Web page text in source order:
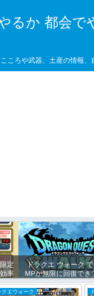
るか 都会で
ころや武器、土産の情報
定
率
！
ドラクエ ウォーク
MPが無限に回復でき
うバグを見つけまし
済み）
クエウォーク